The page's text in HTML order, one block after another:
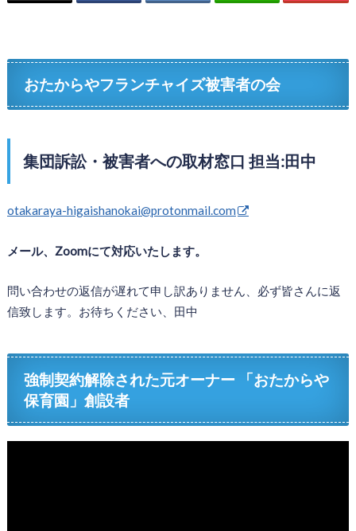
おたからやフランチャイズ被害者の会
集団訴訟・被害者への取材窓口 担当:田中
otakaraya-higaishanokai@protonmail.com
メール、Zoomにて対応いたします。
問い合わせの返信が遅れて申し訳ありません、必ず皆さんに返
信致します。お待ちください、田中
強制契約解除された元オーナー 「おたからや
保育園」創設者